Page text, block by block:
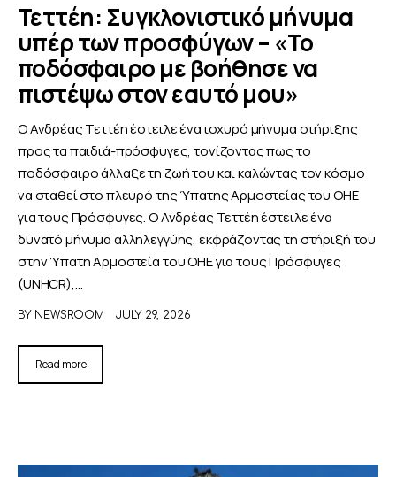
Τεττέη: Συγκλονιστικό μήνυμα
υπέρ των προσφύγων – «Το
ποδόσφαιρο με βοήθησε να
πιστέψω στον εαυτό μου»
Ο Ανδρέας Τεττέη έστειλε ένα ισχυρό μήνυμα στήριξης
προς τα παιδιά-πρόσφυγες, τονίζοντας πως το
ποδόσφαιρο άλλαξε τη ζωή του και καλώντας τον κόσμο
να σταθεί στο πλευρό της Ύπατης Αρμοστείας του ΟΗΕ
για τους Πρόσφυγες. Ο Ανδρέας Τεττέη έστειλε ένα
δυνατό μήνυμα αλληλεγγύης, εκφράζοντας τη στήριξή του
στην Ύπατη Αρμοστεία του ΟΗΕ για τους Πρόσφυγες
(UNHCR),…
BY NEWSROOM JULY 29, 2026
Read more